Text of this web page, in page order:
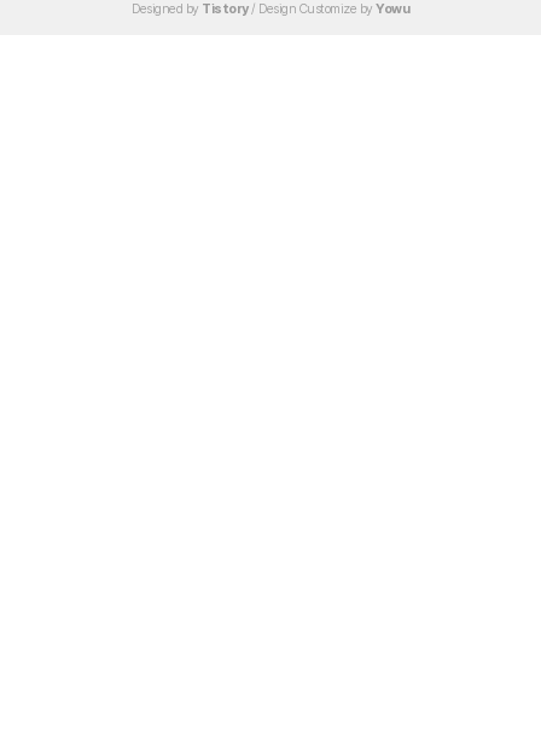
Designed by Tistory/ Design Customize by Yowu